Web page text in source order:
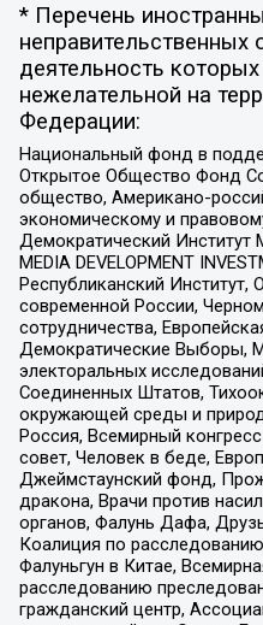
* Перечень
неправительственных
деятельность которых
нежелательной на
Федерации:
Национальный фонд в
Открытое Общество Фонд
общество, Американо-
экономическому и
Демократический
MEDIA DEVELOPMENT
Республиканский Институт,
современной России,
сотрудничества,
Демократические Выборы,
электоральных
Соединенных Штатов,
окружающей среды и
Россия, Всемирный
совет, Человек в беде,
Джеймстаунский фонд,
дракона, Врачи против
органов, Фалунь Дафа,
Коалиция по
Фалуньгун в Китае,
расследованию
гражданский центр,